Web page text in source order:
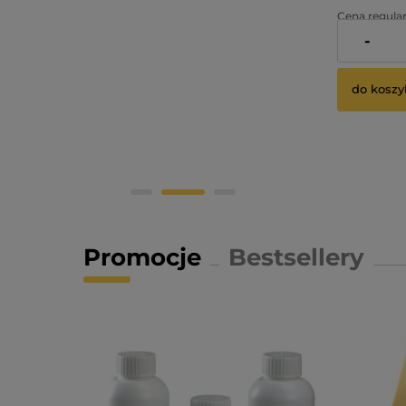
Cena
Najniższa
-
do
Promocje Bestsellery